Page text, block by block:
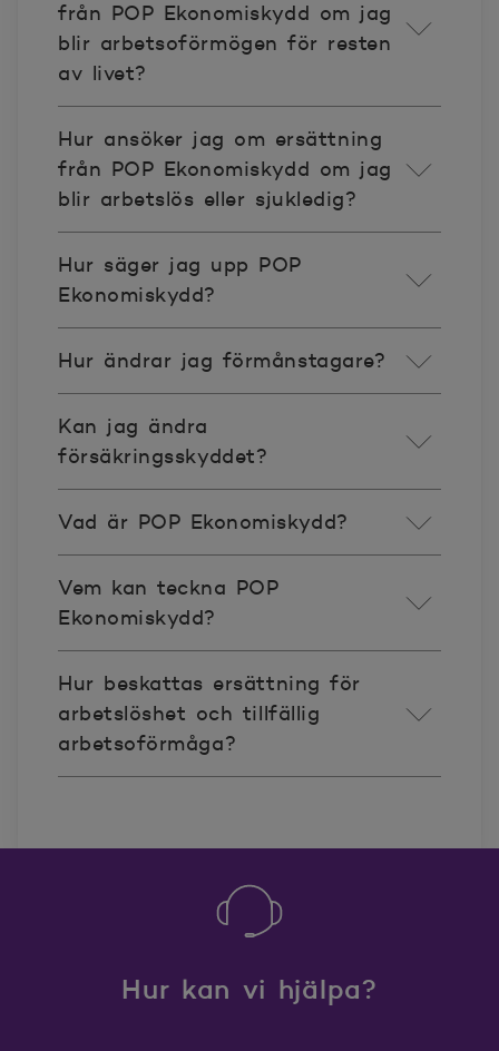
från POP Ekonomiskydd om jag
blir arbetsoförmögen för resten
av livet?
Hur ansöker jag om ersättning
från POP Ekonomiskydd om jag
blir arbetslös eller sjukledig?
Hur säger jag upp POP
Ekonomiskydd?
Hur ändrar jag förmånstagare?
Kan jag ändra
försäkringsskyddet?
Vad är POP Ekonomiskydd?
Vem kan teckna POP
Ekonomiskydd?
Hur beskattas ersättning för
arbetslöshet och tillfällig
arbetsoförmåga?
Hur kan vi hjälpa?